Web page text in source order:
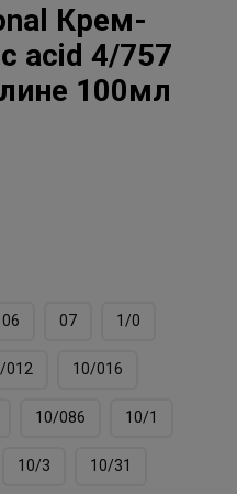
Крем-
acid 4/757
100мл
06 07 1/0
012 10/016
10/086 10/1
10/3 10/31